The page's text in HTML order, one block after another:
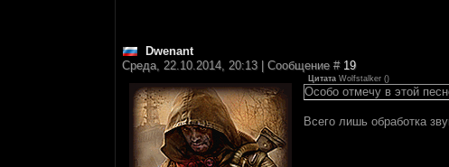
Dwenant
Среда, 22.10.2014, 20:13 | Сообщение # 19
Цитата Wolfstalker ()
Особо отмечу в этой
Всего лишь обработка